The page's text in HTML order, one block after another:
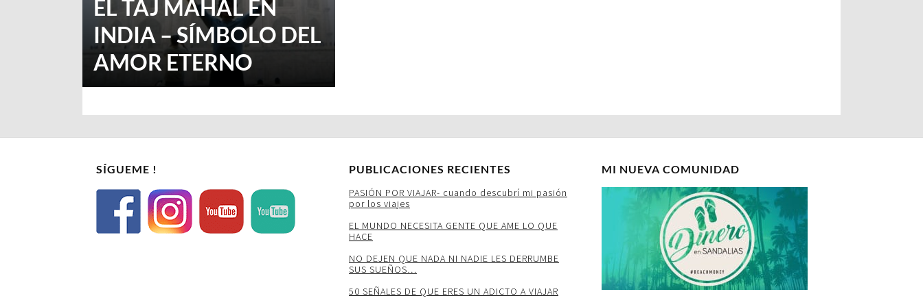
EL TAJ MAHAL EN
INDIA – SÍMBOLO DEL
AMOR ETERNO
SÍGUEME ! PUBLICACIONES RECIENTES
PASIÓN POR VIAJAR- cuando descubrí mi pasión
por los viajes
EL MUNDO NECESITA GENTE QUE AME LO QUE
HACE
NO DEJEN QUE NADA NI NADIE LES DERRUMBE
SUS SUEÑOS…
50 SEÑALES DE QUE ERES UN ADICTO A VIAJAR
MI NUEVA COMUNIDAD